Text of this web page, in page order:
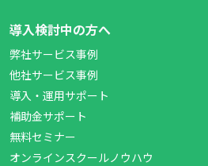
導入検討中の方へ
弊社サービス事例
他社サービス事例
導入・運用サポート
補助金サポート
無料セミナー
オンラインスクールノウハウ